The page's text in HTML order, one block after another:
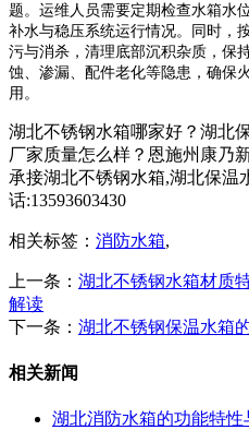
题。运维人员需要定期检查水箱水
补水与稳压系统运行情况。同时，
污与消杀，清理底部沉积杂质，保
蚀、渗漏、配件老化等隐患，确保
用。
湖北不锈钢水箱哪家好？湖北
厂家质量怎么样？恩施州康乃
承接湖北不锈钢水箱,湖北保温
话:13593603430
相关标签： 消防水箱,
上一条： 湖北不锈钢水箱材质
解读
下一条： 湖北不锈钢保温水箱
相关新闻
湖北消防水箱的功能特性